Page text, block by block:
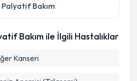
Bakım
Bakım ile İlgili Hastalıklar
Kanseri